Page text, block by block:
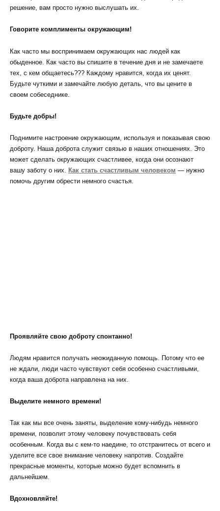
решение, вам просто нужно выслушать их.
Говорите комплименты окружающим!
Как часто мы воспринимаем окружающих нас людей как
обыденное. Как часто вы спишите в течение дня и не замечаете
тех, с кем общаетесь??? Каждому нравится, когда их ценят.
Будьте чуткими и замечайте любую деталь, что вы цените в
своем собеседнике.
Будьте добры!
Поднимите настроение окружающим, используя и показывая свою
доброту. Наша доброта служит связью в наших отношениях. Это
может сделать окружающих счастливее, когда они осознают
вашу заботу о них. Как стать счастливым человеком — нужно
помочь другим обрести немного счастья.
Проявляйте свою доброту спонтанно!
Людям нравится получать неожиданную помощь. Потому что ее
не ждали, люди часто чувствуют себя особенно счастливыми,
когда ваша доброта направлена на них.
Выделите немного времени!
Так как мы все очень заняты, выделение кому-нибудь немного
времени, позволит этому человеку почувствовать себя
особенным. Когда вы с кем-то наедине, то отстранитесь от всего и
уделите все свое внимание человеку напротив. Создайте
прекрасные моменты, которые можно будет вспомнить в
дальнейшем.
Вдохновляйте!